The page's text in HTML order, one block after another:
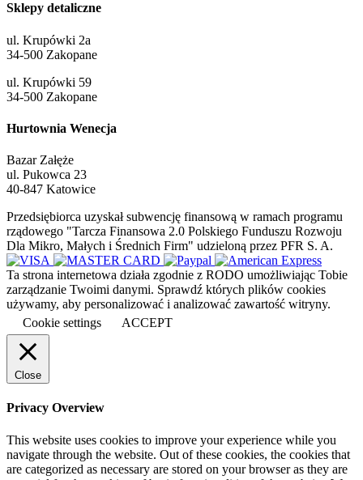
Sklepy detaliczne
ul. Krupówki 2a
34-500 Zakopane
ul. Krupówki 59
34-500 Zakopane
Hurtownia Wenecja
Bazar Załęże
ul. Pukowca 23
40-847 Katowice
Przedsiębiorca uzyskał subwencję finansową w ramach programu
rządowego "Tarcza Finansowa 2.0 Polskiego Funduszu Rozwoju
Dla Mikro, Małych i Średnich Firm" udzieloną przez PFR S. A.
Ta strona internetowa działa zgodnie z RODO umożliwiając Tobie
zarządzanie Twoimi danymi. Sprawdź których plików cookies
używamy, aby personalizować i analizować zawartość witryny.
Cookie settings
ACCEPT
Close
Privacy Overview
This website uses cookies to improve your experience while you
navigate through the website. Out of these cookies, the cookies that
are categorized as necessary are stored on your browser as they are